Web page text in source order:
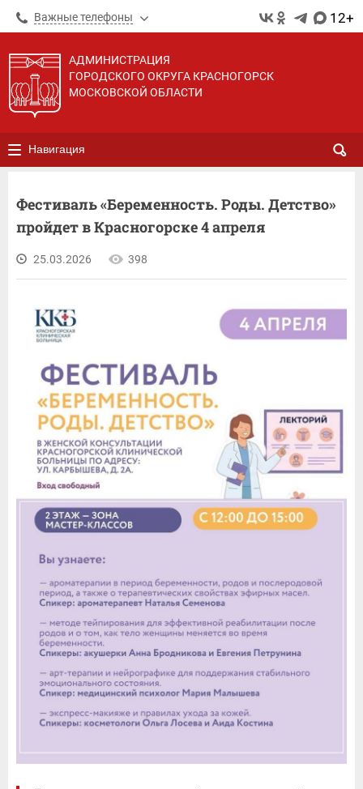
Важные телефоны 12+
АДМИНИСТРАЦИЯ
ГОРОДСКОГО ОКРУГА КРАСНОГОРСК
МОСКОВСКОЙ ОБЛАСТИ
Навигация
Фестиваль «Беременность. Роды. Детство»
пройдет в Красногорске 4 апреля
25.03.2026 398